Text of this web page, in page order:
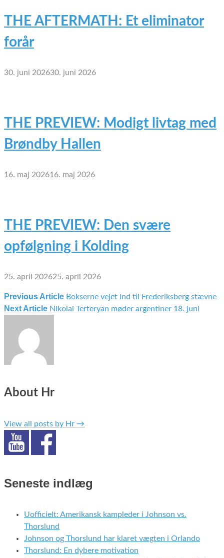
THE AFTERMATH: Et eliminator
forår
30. juni 202630. juni 2026
THE PREVIEW: Modigt livtag med
Brøndby Hallen
16. maj 202616. maj 2026
THE PREVIEW: Den svære
opfølgning i Kolding
25. april 202625. april 2026
Indlægsnavigation
Previous Article Bokserne vejet ind til Frederiksberg stævne
Next Article Nikolai Terteryan møder argentiner 18. juni
About Hr
View all posts by Hr →
Seneste indlæg
Uofficielt: Amerikansk kampleder i Johnson vs.
Thorslund
Johnson og Thorslund har klaret vægten i Orlando
Thorslund: En dybere motivation